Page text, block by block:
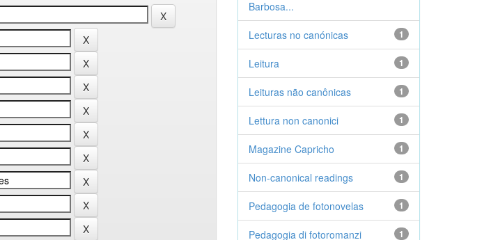
Barbosa...
1
Lecturas no canónicas
1
Leitura
1
Leituras não canônicas
1
Lettura non canonici
1
Magazine Capricho
1
Non-canonical readings
1
Pedagogia de fotonovelas
1
Pedagogia di fotoromanzi